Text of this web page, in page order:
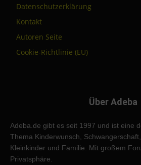
Datenschutzerklärung
Kontakt
Autoren Seite
Cookie-Richtlinie (EU)
Über Adeba
Adeba.de gibt es seit 1997 und ist eine
Thema Kinderwunsch,
Kleinkinder und Familie. Mit großem
Privatsphäre.